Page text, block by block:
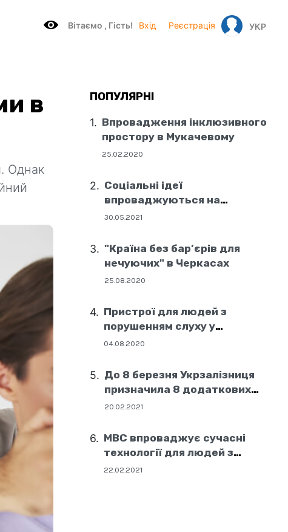
Вітаємo , Гість! Вхід Реєстрація УКР
в
Однак
ПОПУЛЯРНІ
Впровадження інклюзивного
простору в Мукачевому
25.02.2020
Соціальні ідеї
впроваджуються на
державному рівні
30.05.2021
"Країна без бар’єрів для
нечуючих" в Черкасах
25.08.2020
Пристрої для людей з
порушенням слуху у
соціальних центрах Дніпра
04.08.2020
До 8 березня Укрзалізниця
призначила 8 додаткових
поїздів
20.02.2021
МВС впроваджує сучасні
технології для людей з
порушенням слуху
22.02.2021